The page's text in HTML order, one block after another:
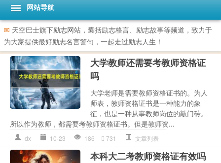
网站导航
✉ 天空巴士旗下励志网站，囊括励志格言、励志故事等频道，致力于
为大家提供最好励志名言警句，一起走过励志人生！
大学教师还需要考教师资格证
吗
大学老师是需要教师资格证书的。为人
师表，教师资格证书是一种能力的象
征，也是一种从事教师岗位的敲门砖。
所以作为教师，都需要考教师资格证书。但是教师资...
dx 10-23 186 731 文章列表
本科大二考教师资格证有效吗